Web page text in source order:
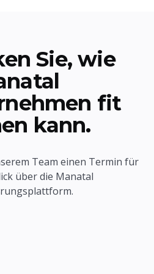
Sie, wie
fit
kann.
Team einen Termin für
über die Manatal